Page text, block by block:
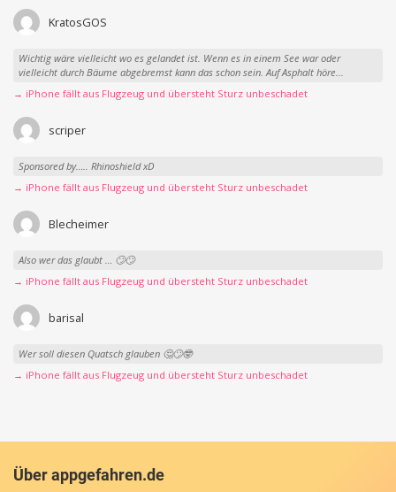
KratosGOS
Wichtig wäre vielleicht wo es gelandet ist. Wenn es in einem See war oder
vielleicht durch Bäume abgebremst kann das schon sein. Auf Asphalt höre...
→ iPhone fällt aus Flugzeug und übersteht Sturz unbeschadet
scriper
Sponsored by….. Rhinoshield xD
→ iPhone fällt aus Flugzeug und übersteht Sturz unbeschadet
Blecheimer
Also wer das glaubt … 🙄🙄
→ iPhone fällt aus Flugzeug und übersteht Sturz unbeschadet
barisal
Wer soll diesen Quatsch glauben 🤔🙄🤓
→ iPhone fällt aus Flugzeug und übersteht Sturz unbeschadet
Über appgefahren.de